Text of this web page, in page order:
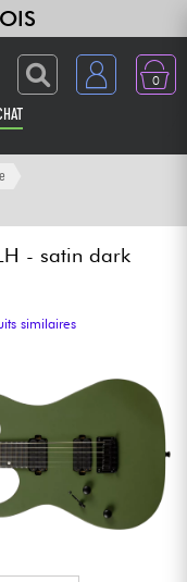
0
- satin dark
similaires